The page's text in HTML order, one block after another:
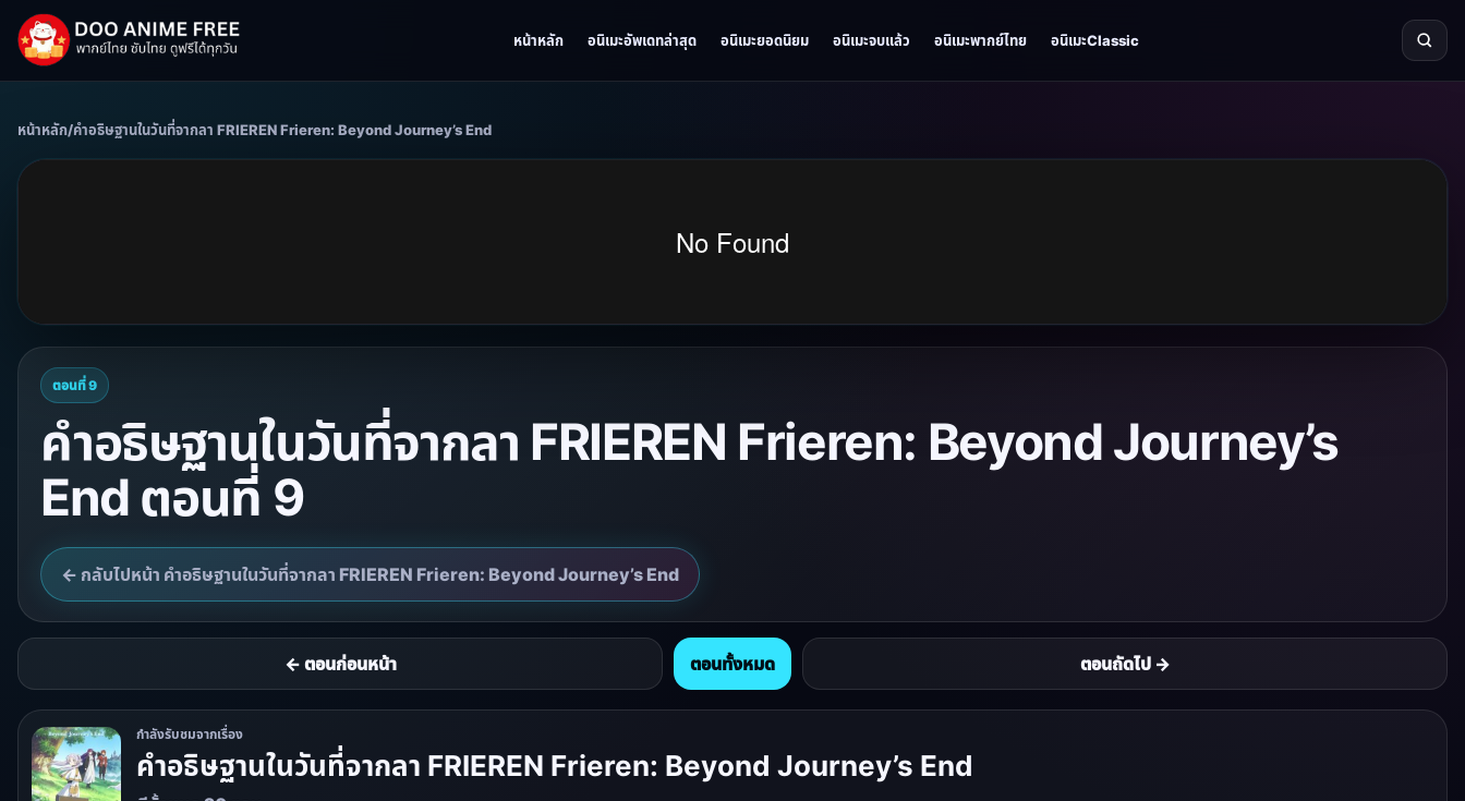
หน้าหลัก อนิเมะอัพเดทล่าสุด อนิเมะยอดนิยม อนิเมะจบแล้ว อนิเมะพากย์ไทย อนิเมะClassic
หน้าหลัก/คำอธิษฐานในวันที่จากลา FRIEREN Frieren: Beyond Journey’s End
ตอนที่ 9
คำอธิษฐานในวันที่จากลา FRIEREN Frieren: Beyond Journey’s
End ตอนที่ 9
← กลับไปหน้า คำอธิษฐานในวันที่จากลา FRIEREN Frieren: Beyond Journey’s End
← ตอนก่อนหน้า ตอนทั้งหมด ตอนถัดไป →
กำลังรับชมจากเรื่อง
คำอธิษฐานในวันที่จากลา FRIEREN Frieren: Beyond Journey’s End